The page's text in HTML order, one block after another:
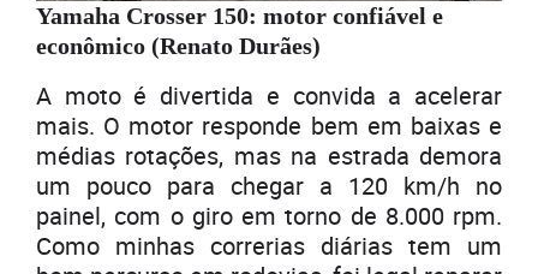
Yamaha Crosser 150: motor confiável e
econômico (Renato Durães)
A moto é divertida e convida a acelerar
mais. O motor responde bem em baixas e
médias rotações, mas na estrada demora
um pouco para chegar a 120 km/h no
painel, com o giro em torno de 8.000 rpm.
Como minhas correrias diárias tem um